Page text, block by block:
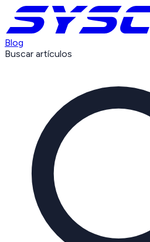
Blog
Buscar artículos